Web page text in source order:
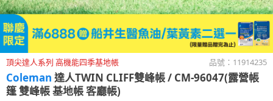
頂尖達人系列 高機能四季基地帳 品號： 11914235
Coleman 達人TWIN CLIFF雙峰帳 / CM-96047(露營帳
篷 雙峰帳 基地帳 客廳帳)